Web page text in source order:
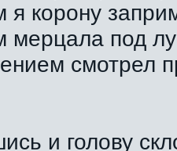
я корону
мерцала под
смотрел
и голову